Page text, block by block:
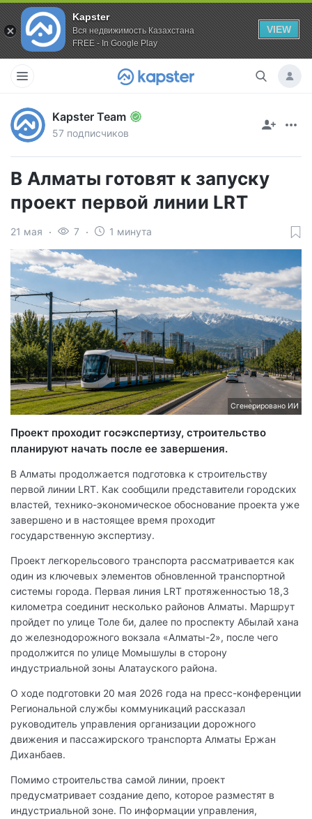
Kapster
Вся недвижимость Казахстана
FREE - In Google Play
VIEW
Kapster Team
57 подписчиков
В Алматы готовят к запуску
проект первой линии LRT
21 мая 7 1 минута
Сгенерировано ИИ
Проект проходит госэкспертизу, строительство
планируют начать после ее завершения.
В Алматы продолжается подготовка к строительству
первой линии LRT. Как сообщили представители городских
властей, технико-экономическое обоснование проекта уже
завершено и в настоящее время проходит
государственную экспертизу.
Проект легкорельсового транспорта рассматривается как
один из ключевых элементов обновленной транспортной
системы города. Первая линия LRT протяженностью 18,3
километра соединит несколько районов Алматы. Маршрут
пройдет по улице Толе би, далее по проспекту Абылай хана
до железнодорожного вокзала «Алматы-2», после чего
продолжится по улице Момышулы в сторону
индустриальной зоны Алатауского района.
О ходе подготовки 20 мая 2026 года на пресс-конференции
Региональной службы коммуникаций рассказал
руководитель управления организации дорожного
движения и пассажирского транспорта Алматы Ержан
Диханбаев.
Помимо строительства самой линии, проект
предусматривает создание депо, которое разместят в
индустриальной зоне. По информации управления,